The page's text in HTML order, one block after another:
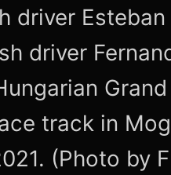
driver
driver
track in
(Photo by